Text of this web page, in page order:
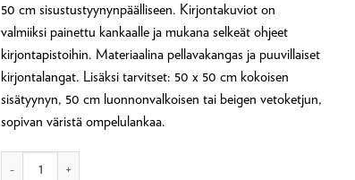
50 cm sisustustyynynpäälliseen. Kirjontakuviot on
valmiiksi painettu kankaalle ja mukana selkeät ohjeet
kirjontapistoihin. Materiaalina pellavakangas ja puuvillaiset
kirjontalangat. Lisäksi tarvitset: 50 x 50 cm kokoisen
sisätyynyn, 50 cm luonnonvalkoisen tai beigen vetoketjun,
sopivan väristä ompelulankaa.